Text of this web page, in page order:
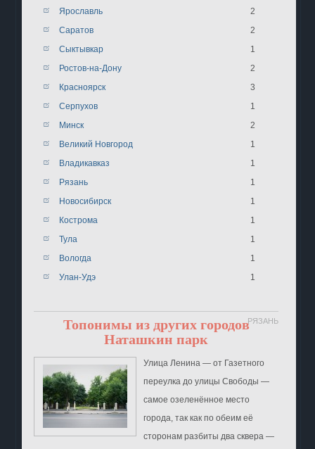
Ярославль 2
Саратов 2
Сыктывкар 1
Ростов-на-Дону 2
Красноярск 3
Серпухов 1
Минск 2
Великий Новгород 1
Владикавказ 1
Рязань 1
Новосибирск 1
Кострома 1
Тула 1
Вологда 1
Улан-Удэ 1
Топонимы из других городовРЯЗАНЬ
Наташкин парк
Улица Ленина ― от Газетного
переулка до улицы Свободы ―
самое озеленённое место
города, так как по обеим её
сторонам разбиты два сквера ―